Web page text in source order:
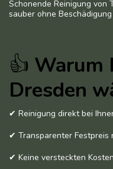
Schonende Reinigung von
sauber ohne
👍 Warum
Dresden
✔ Reinigung direkt bei
✔ Transparenter Festpreis
✔ Keine versteckten Kosten